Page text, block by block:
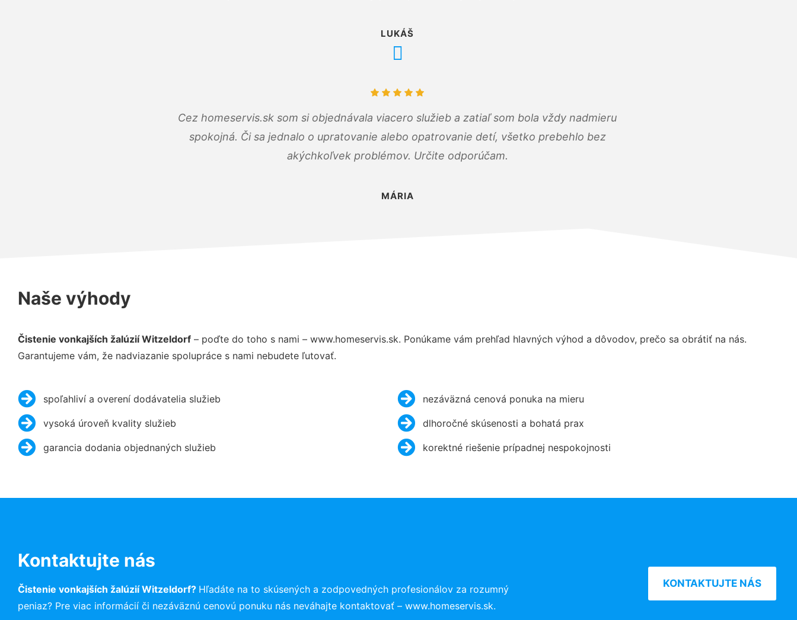
LUKÁŠ
Cez homeservis.sk som si objednávala viacero služieb a zatiaľ som bola vždy nadmieru
spokojná. Či sa jednalo o upratovanie alebo opatrovanie detí, všetko prebehlo bez
akýchkoľvek problémov. Určite odporúčam.
MÁRIA
Naše výhody
Čistenie vonkajších žalúzií Witzeldorf – poďte do toho s nami – www.homeservis.sk. Ponúkame vám prehľad hlavných výhod a dôvodov, prečo sa obrátiť na nás.
Garantujeme vám, že nadviazanie spolupráce s nami nebudete ľutovať.
spoľahliví a overení dodávatelia služieb
vysoká úroveň kvality služieb
garancia dodania objednaných služieb
nezáväzná cenová ponuka na mieru
dlhoročné skúsenosti a bohatá prax
korektné riešenie prípadnej nespokojnosti
Kontaktujte nás
Čistenie vonkajších žalúzií Witzeldorf? Hľadáte na to skúsených a zodpovedných profesionálov za rozumný
peniaz? Pre viac informácií či nezáväznú cenovú ponuku nás neváhajte kontaktovať – www.homeservis.sk.
KONTAKTUJTE NÁS